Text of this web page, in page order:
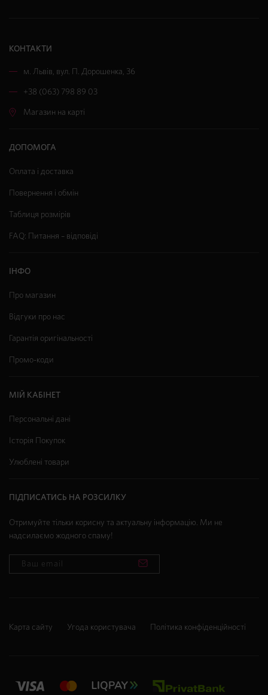
КОНТАКТИ
м. Львів, вул. П. Дорошенка, 36
+38 (063) 798 89 03
Магазин на карті
ДОПОМОГА
Оплата і доставка
Повернення і обмін
Таблиця розмірів
FAQ: Питання – відповіді
ІНФО
Про магазин
Відгуки про нас
Гарантія оригінальності
Промо-коди
МІЙ КАБІНЕТ
Персональні дані
Історія Покупок
Улюблені товари
ПІДПИСАТИСЬ НА РОЗСИЛКУ
Отримуйте тільки корисну та актуальну інформацію. Ми не
надсилаємо жодного спаму!
Карта сайту Угода користувача Політика конфіденційності